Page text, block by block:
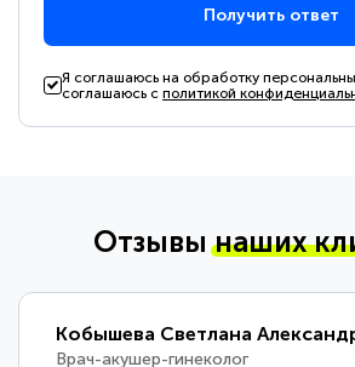
Получить ответ
Я соглашаюсь на обработку
соглашаюсь сполитикой
Отзывынаших
Кобышева Светлана
Врач-акушер-гинеколог